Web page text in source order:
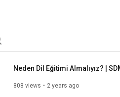
için teknik ve taktikler ile fırsat
ziyaret edebilirsiniz.
Neden Dil Eğitimi Almalıyız? |
808 views 2 years ago